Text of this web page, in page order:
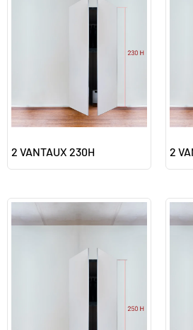
2 VANTAUX 230H 2